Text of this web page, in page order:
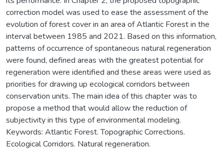
correction model was used to ease the assessment of the
evolution of forest cover in an area of Atlantic Forest in the
interval between 1985 and 2021. Based on this information,
patterns of occurrence of spontaneous natural regeneration
were found, defined areas with the greatest potential for
regeneration were identified and these areas were used as
priorities for drawing up ecological corridors between
conservation units. The main idea of this chapter was to
propose a method that would allow the reduction of
subjectivity in this type of environmental modeling.
Keywords: Atlantic Forest. Topographic Corrections.
Ecological Corridors. Natural regeneration.